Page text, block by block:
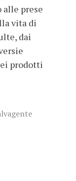
alle prese
vita di
dai
prodotti